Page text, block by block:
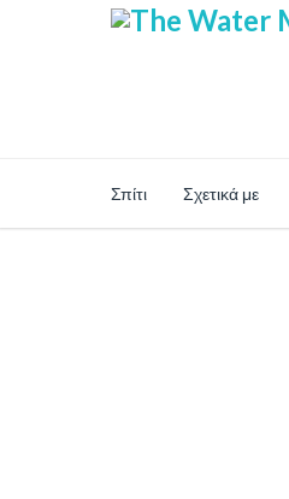
Σπίτι Σχετικά με